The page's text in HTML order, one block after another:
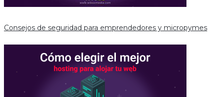
Consejos de seguridad para emprendedores y micropymes